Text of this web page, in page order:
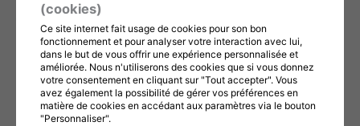
Abonnez-vous à notre compte Instagram!
Abonnez-vous à notre chaîne YouTube!
Gérer mes témoins (cookies)
Conditions d’utilisation et politique de confidentialité
(cookies)
Ce site internet fait usage de cookies pour son bon
fonctionnement et pour analyser votre interaction avec lui,
dans le but de vous offrir une expérience personnalisée et
améliorée. Nous n'utiliserons des cookies que si vous donnez
votre consentement en cliquant sur "Tout accepter". Vous
avez également la possibilité de gérer vos préférences en
matière de cookies en accédant aux paramètres via le bouton
"Personnaliser".